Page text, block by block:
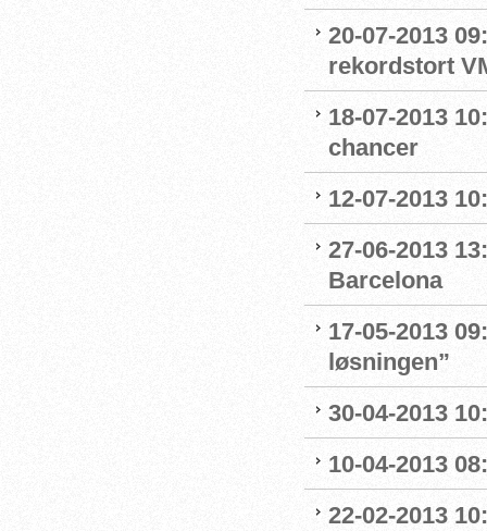
20-07-2013
rekordstort
18-07-2013
chancer
12-07-2013
27-06-2013
Barcelona
17-05-2013
løsningen”
30-04-2013
10-04-2013
22-02-2013